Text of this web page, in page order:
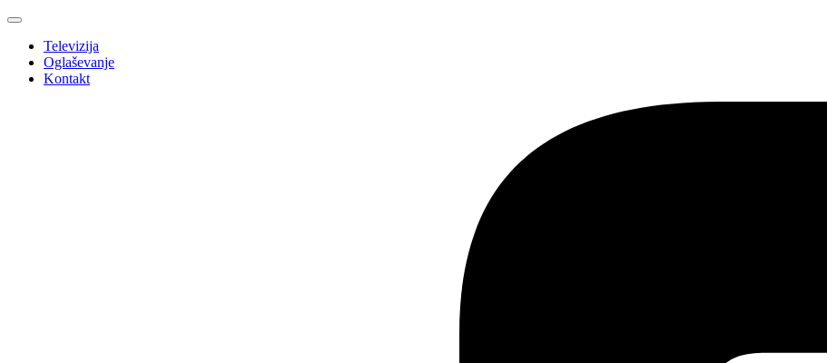
Televizija
Oglaševanje
Kontakt